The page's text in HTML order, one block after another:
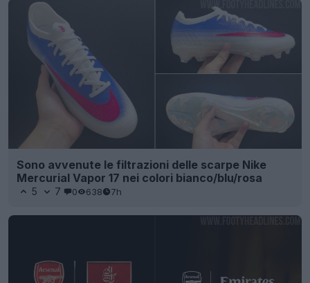
Sono avvenute le filtrazioni delle scarpe Nike
Mercurial Vapor 17 nei colori bianco/blu/rosa
5 7 0 638 7h